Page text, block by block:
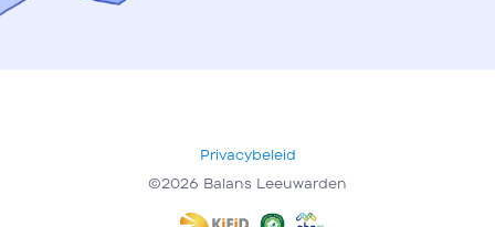
Privacybeleid
©2026 Balans Leeuwarden